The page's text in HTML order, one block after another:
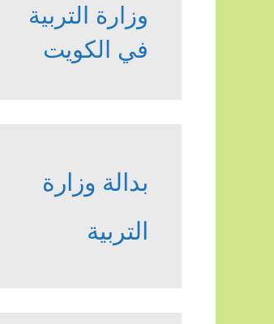
وزارة التربية
في الكويت
بدالة وزارة
التربية